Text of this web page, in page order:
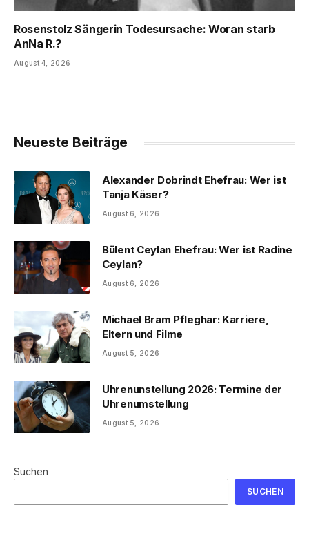
Rosenstolz Sängerin Todesursache: Woran starb
AnNa R.?
August 4, 2026
Neueste Beiträge
Alexander Dobrindt Ehefrau: Wer ist
Tanja Käser?
August 6, 2026
Bülent Ceylan Ehefrau: Wer ist Radine
Ceylan?
August 6, 2026
Michael Bram Pfleghar: Karriere,
Eltern und Filme
August 5, 2026
Uhrenunstellung 2026: Termine der
Uhrenumstellung
August 5, 2026
Suchen
SUCHEN